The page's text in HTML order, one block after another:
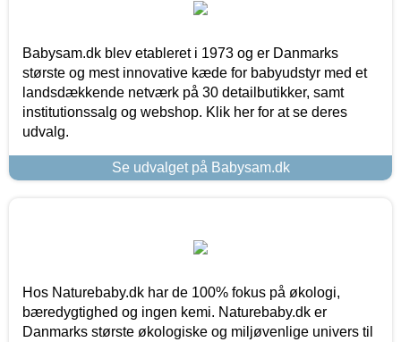
Babysam.dk blev etableret i 1973 og er Danmarks
største og mest innovative kæde for babyudstyr med et
landsdækkende netværk på 30 detailbutikker, samt
institutionssalg og webshop. Klik her for at se deres
udvalg.
Se udvalget på Babysam.dk
Hos Naturebaby.dk har de 100% fokus på økologi,
bæredygtighed og ingen kemi. Naturebaby.dk er
Danmarks største økologiske og miljøvenlige univers til